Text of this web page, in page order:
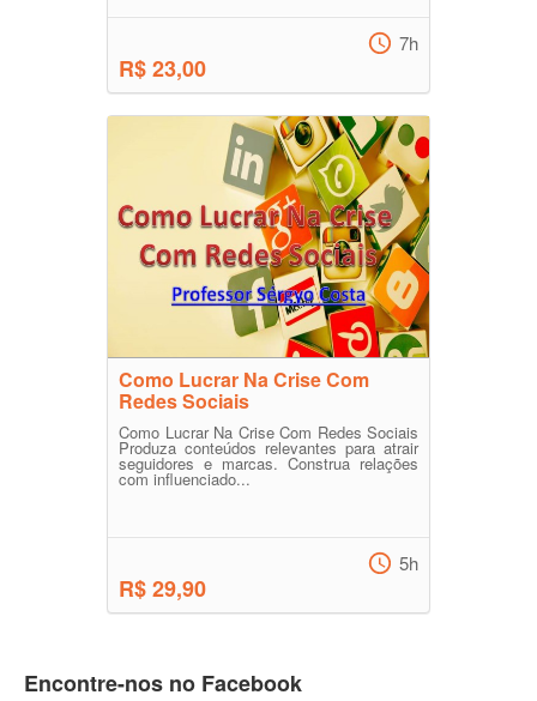
R$ 23,00
7h
Como Lucrar Na Crise Com
Redes Sociais
Como Lucrar Na Crise Com Redes Sociais
Produza conteúdos relevantes para atrair
seguidores e marcas. Construa relações
com influenciado...
R$ 29,90
5h
Encontre-nos no Facebook